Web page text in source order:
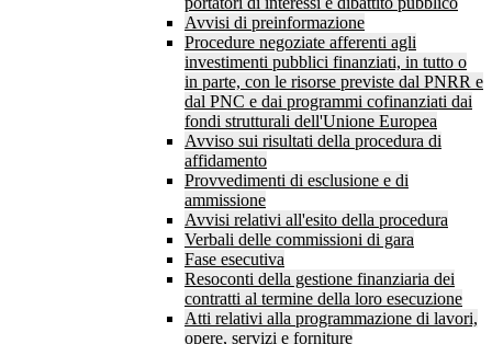
Avvisi di preinformazione
Procedure negoziate afferenti agli
investimenti pubblici finanziati, in tutto o
in parte, con le risorse previste dal PNRR e
dal PNC e dai programmi cofinanziati dai
fondi strutturali dell'Unione Europea
Avviso sui risultati della procedura di
affidamento
Provvedimenti di esclusione e di
ammissione
Avvisi relativi all'esito della procedura
Verbali delle commissioni di gara
Fase esecutiva
Resoconti della gestione finanziaria dei
contratti al termine della loro esecuzione
Atti relativi alla programmazione di lavori,
opere, servizi e forniture